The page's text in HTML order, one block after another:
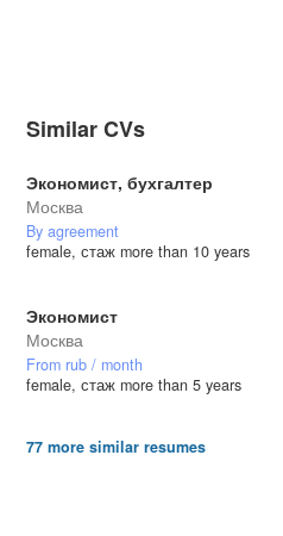
Similar CVs
Экономист, бухгалтер
Москва
By agreement
female, стаж more than 10 years
Экономист
Москва
From rub / month
female, стаж more than 5 years
77 more similar resumes